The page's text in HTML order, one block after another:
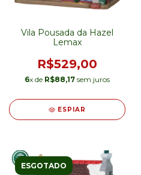
Vila Pousada da Hazel
Lemax
R$529,00
6x de R$88,17 sem juros
ESPIAR
ESGOTADO